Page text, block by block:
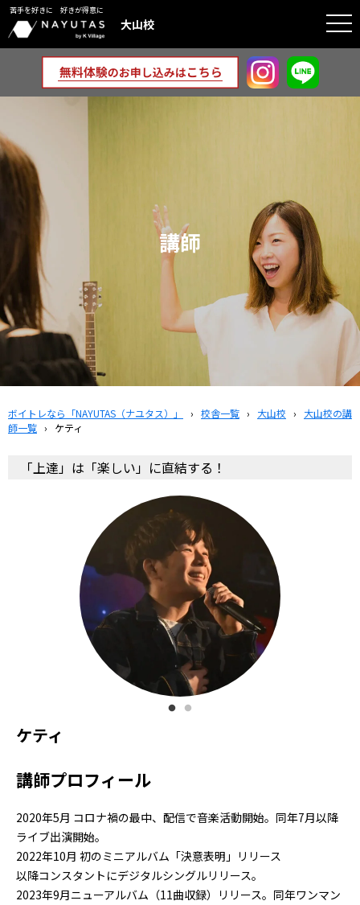
苦手を好きに 好きが得意に
大山校
講師
ボイトレなら「NAYUTAS（ナユタス）」 › 校舎一覧 › 大山校 ›
大山校の講
師一覧 › ケティ
「上達」は「楽しい」に直結する！
ケティ
講師プロフィール
2020年5月 コロナ禍の最中、配信で音楽活動開始。同年7月以降
ライブ出演開始。
2022年10月 初のミニアルバム「決意表明」リリース
以降コンスタントにデジタルシングルリリース。
2023年9月ニューアルバム（11曲収録）リリース。同年ワンマン